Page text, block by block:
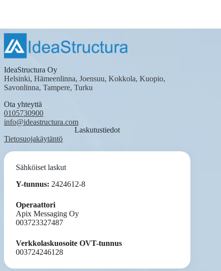
IdeaStructura Oy
Helsinki, Hämeenlinna, Joensuu, Kokkola, Kuopio,
Savonlinna, Tampere, Turku
Ota yhteyttä
0105730900
info@ideastructura.com
Tietosuojakäytäntö
Laskutustiedot
Sähköiset laskut
Y-tunnus: 2424612-8
Operaattori
Apix Messaging Oy
003723327487
Verkkolaskuosoite OVT-tunnus
003724246128